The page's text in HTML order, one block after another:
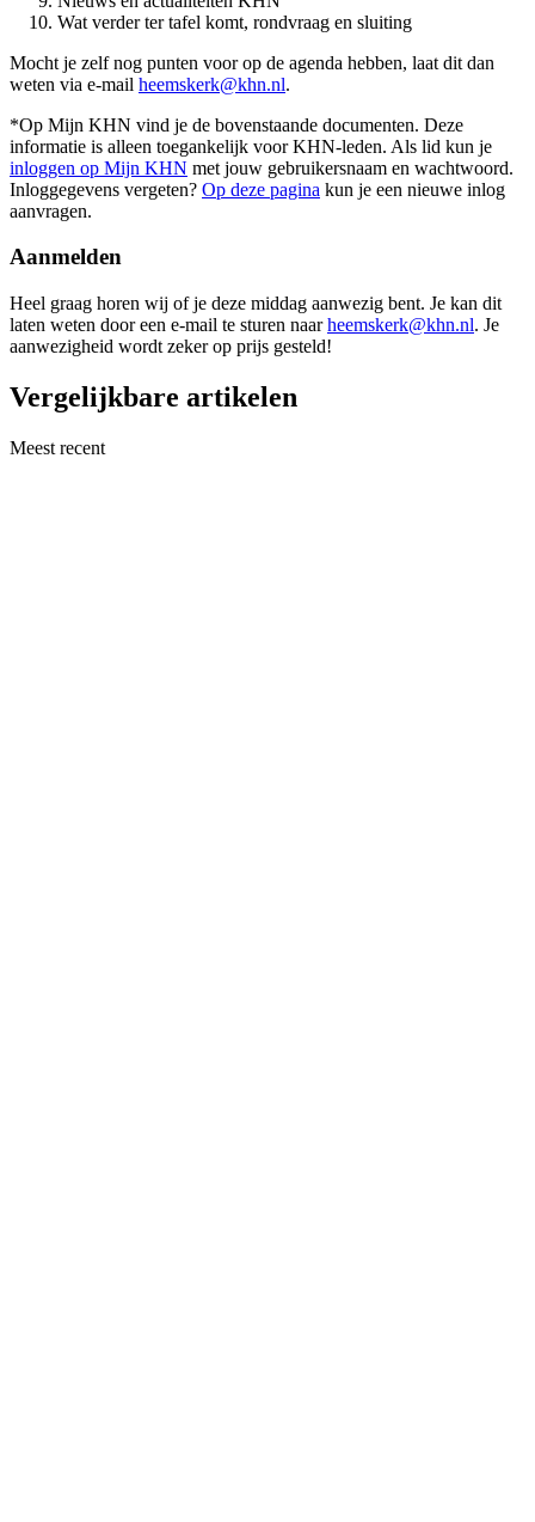
Wat verder ter tafel komt, rondvraag en sluiting
Mocht je zelf nog punten voor op de agenda hebben, laat dit dan
weten via e-mail heemskerk@khn.nl.
*Op Mijn KHN vind je de bovenstaande documenten. Deze
informatie is alleen toegankelijk voor KHN-leden. Als lid kun je
inloggen op Mijn KHN met jouw gebruikersnaam en wachtwoord.
Inloggegevens vergeten? Op deze pagina kun je een nieuwe inlog
aanvragen.
Aanmelden
Heel graag horen wij of je deze middag aanwezig bent. Je kan dit
laten weten door een e-mail te sturen naarheemskerk@khn.nl. Je
aanwezigheid wordt zeker op prijs gesteld!
Vergelijkbare artikelen
Meest recent